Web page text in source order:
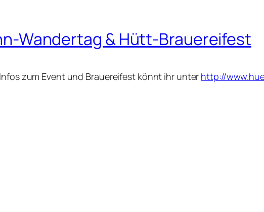
Wandertag & Hütt-Brauereifest
zum Event und Brauereifest könnt ihr unter http://